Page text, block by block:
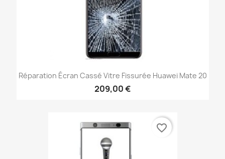
Réparation Écran Cassé Vitre Fissurée Huawei Mate 20
209,00 €
favorite_border